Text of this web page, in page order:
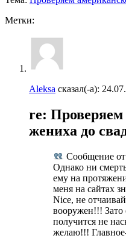
Метки:
Aleksa сказал(-а):
re: Проверяем
жениха до
Сообщение от
Однако ни
ему на
меня на сайтах
Nice, не
вооружен!!! Зато
получится не
желаю!!!